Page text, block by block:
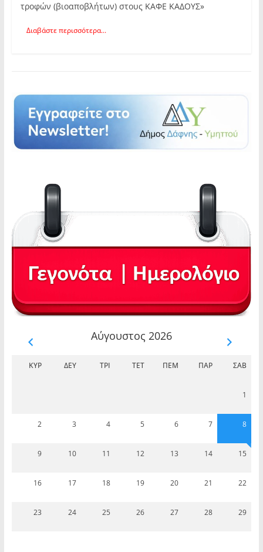
τροφών (βιοαποβλήτων) στους ΚΑΦΕ ΚΑΔΟΥΣ»
Διαβάστε περισσότερα...
Αύγουστος 2026
ΚΥΡ ΔΕΥ ΤΡΊ ΤΕΤ ΠΈΜ ΠΑΡ ΣΆΒ
1
2 3 4 5 6 7 8
9 10 11 12 13 14 15
16 17 18 19 20 21 22
23 24 25 26 27 28 29